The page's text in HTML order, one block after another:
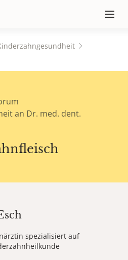
≡
an Dr. med. dent.
spezialisiert auf